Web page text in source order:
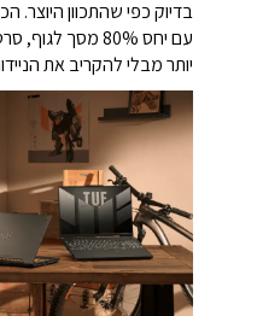
בדיוק כפי שהתכוון
עם יחס 80% מסך
יותר מבלי להקריב את